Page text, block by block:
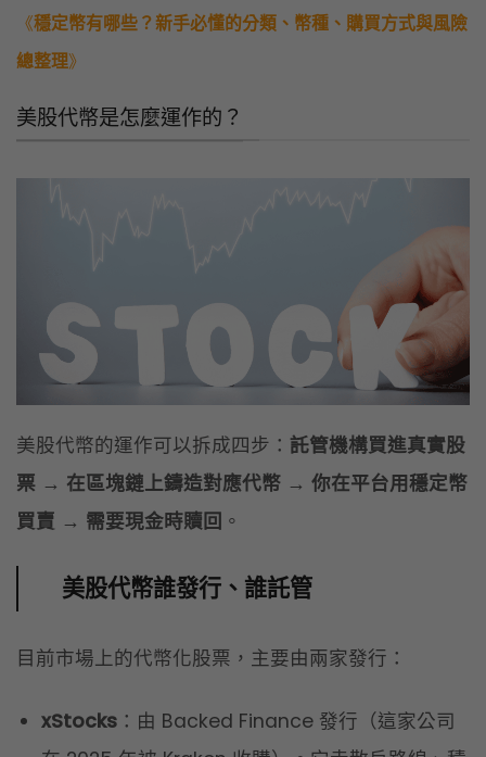
《穩定幣有哪些？新手必懂的分類、幣種、購買方式與風險
總整理》
美股代幣是怎麼運作的？
美股代幣的運作可以拆成四步： 託管機構買進真實股
票 → 在區塊鏈上鑄造對應代幣 → 你在平台用穩定幣
買賣 → 需要現金時贖回 。
美股代幣誰發行、誰託管
目前市場上的代幣化股票，主要由兩家發行：
xStocks：由 Backed Finance 發行（這家公司